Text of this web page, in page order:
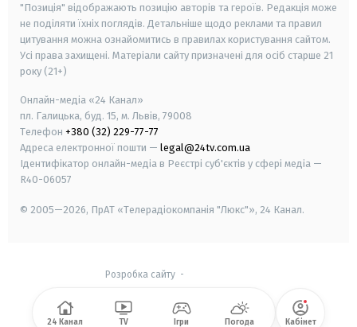
"Позиція" відображають позицію авторів та героїв. Редакція може
не поділяти їхніх поглядів. Детальніше щодо реклами та правил
цитування можна ознайомитись в правилах користування сайтом.
Усі права захищені. Матеріали сайту призначені для осіб старше 21
року (21+)
Онлайн-медіа «24 Канал»
пл. Галицька, буд. 15, м. Львів, 79008
Телефон +380 (32) 229-77-77
Адреса електронної пошти — legal@24tv.com.ua
Ідентифікатор онлайн-медіа в Реєстрі суб'єктів у сфері медіа —
R40-06057
© 2005—2026, ПрАТ «Телерадіокомпанія "Люкс"», 24 Канал.
Розробка сайту-
24 Канал TV Ігри Погода Кабінет